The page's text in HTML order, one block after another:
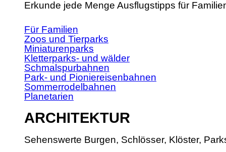
Erkunde jede Menge Ausflugstipps für
Für Familien
Zoos und Tierparks
Miniaturenparks
Kletterparks- und wälder
Schmalspurbahnen
Park- und Pioniereisenbahnen
Sommerrodelbahnen
Planetarien
ARCHITEKTUR
Sehenswerte Burgen, Schlösser, Klöster,